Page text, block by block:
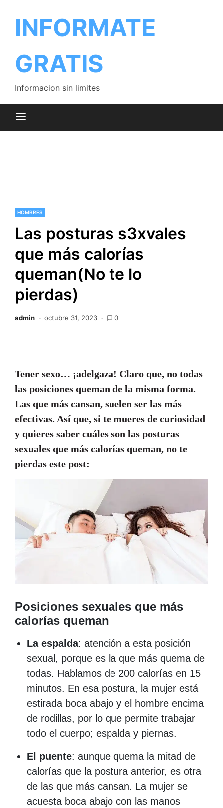
contenidoINFORMATE
GRATIS
Informacion sin limites
HOMBRES
Las posturas s3xvales
que más calorías
queman(No te lo
pierdas)
admin octubre 31, 2023 0
Tener sexo… ¡adelgaza! Claro que, no todas
las posiciones queman de la misma forma.
Las que más cansan, suelen ser las más
efectivas. Así que, si te mueres de curiosidad
y quieres saber cuáles son las posturas
sexuales que más calorías queman, no te
pierdas este post:
Posiciones sexuales que más
calorías queman
La espalda: atención a esta posición
sexual, porque es la que más quema de
todas. Hablamos de 200 calorías en 15
minutos. En esa postura, la mujer está
estirada boca abajo y el hombre encima
de rodillas, por lo que permite trabajar
todo el cuerpo; espalda y piernas.
El puente: aunque quema la mitad de
calorías que la postura anterior, es otra
de las que más cansan. La mujer se
acuesta boca abajo con las manos